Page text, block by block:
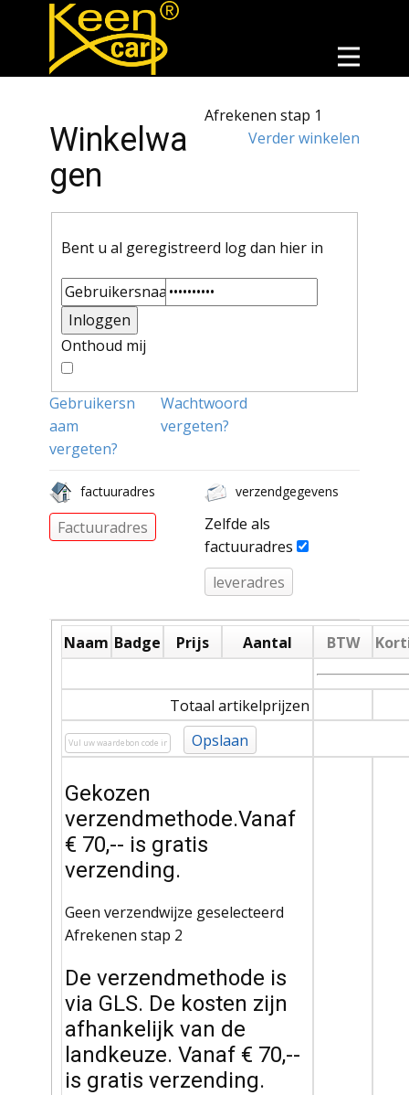
Winkelwa
gen
Afrekenen stap 1
Verder winkelen
Bent u al geregistreerd log dan hier in
Onthoud mij
Gebruikersn
aam
vergeten?
Wachtwoord
vergeten?
factuuradres
Factuuradres
verzendgegevens
Zelfde als
factuuradres
leveradres
Naam Badge Prijs Aantal BTW
Totaal artikelprijzen
Gekozen
verzendmethode.Vanaf
€ 70,-- is gratis
verzending.
Geen verzendwijze geselecteerd
Afrekenen stap 2
De verzendmethode is
via GLS. De kosten zijn
afhankelijk van de
landkeuze. Vanaf € 70,--
is gratis verzending.